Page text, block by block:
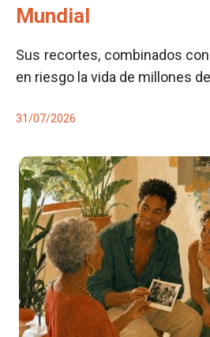
Mundial
Sus recortes, combinados con
en riesgo la vida de millones
31/07/2026